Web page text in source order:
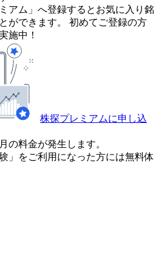
アム」へ登録するとお気に入り銘
ができます。 初めてご登録の方
施中！
株探プレミアムに申し込
の料金が発生します。
」をご利用になった方には無料体